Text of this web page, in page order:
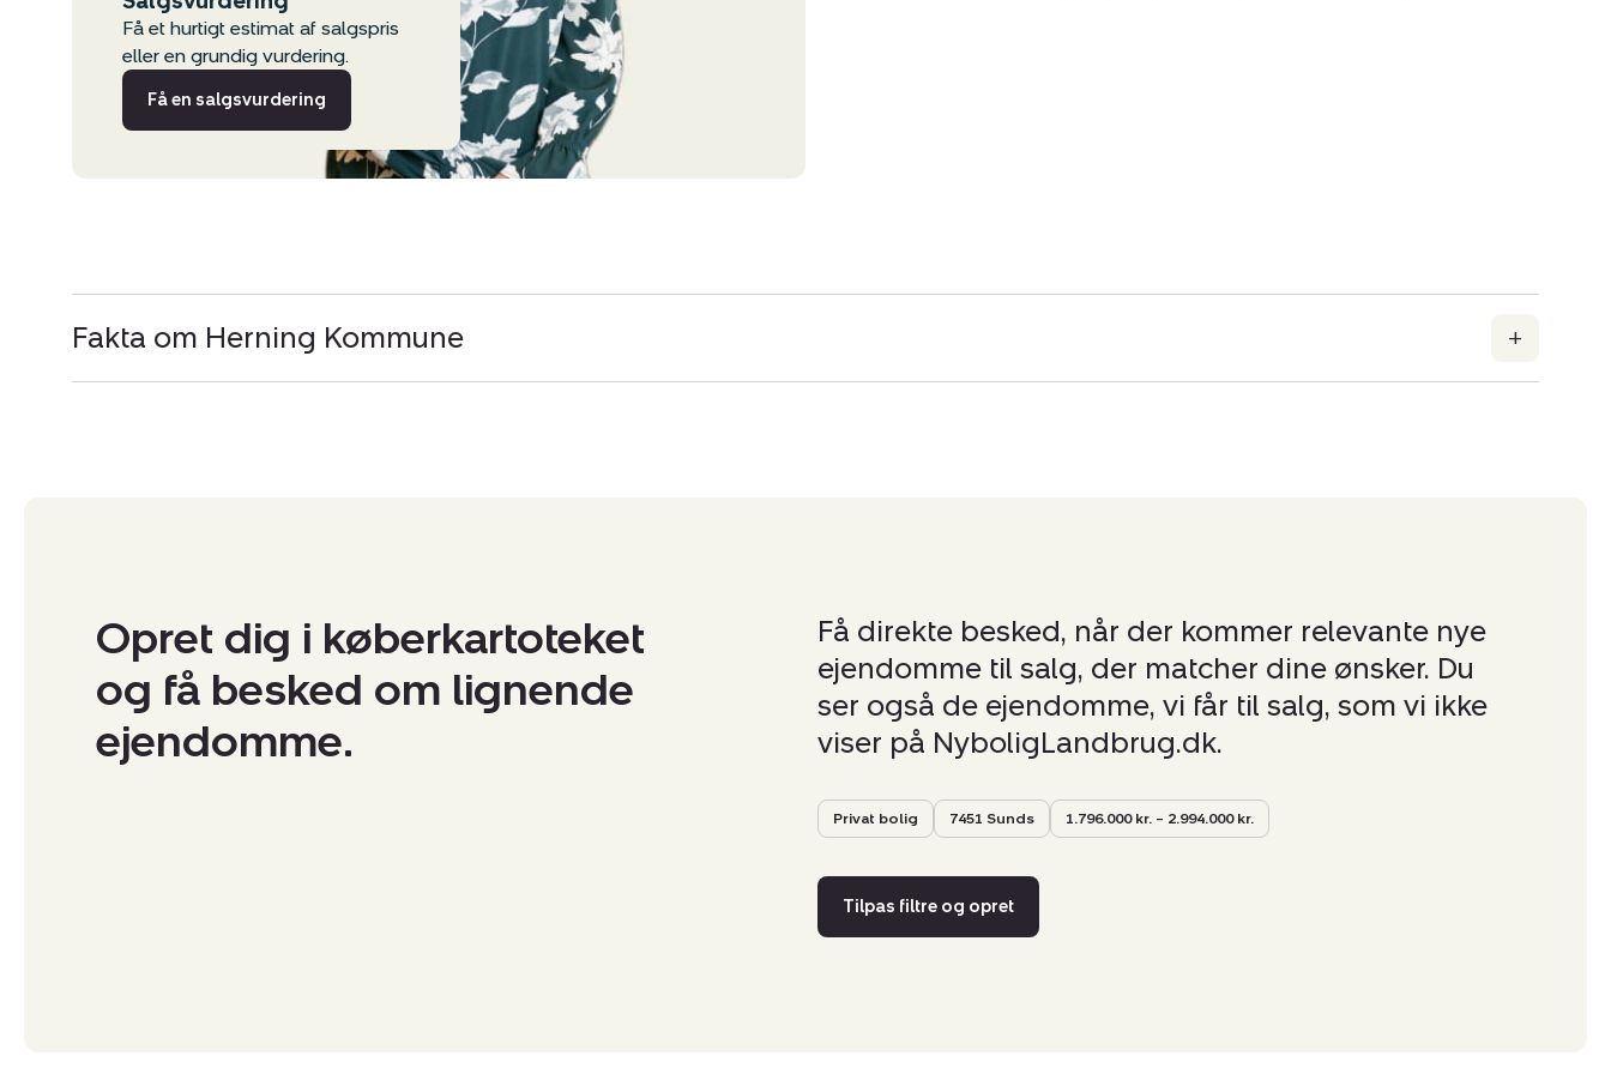
Få et hurtigt estimat af salgspris
eller en grundig vurdering.
Få en salgsvurdering
Fakta om Herning Kommune
Opret dig i køberkartoteket
og få besked om lignende
ejendomme.
Få direkte besked, når der kommer relevante nye
ejendomme til salg, der matcher dine ønsker. Du
ser også de ejendomme, vi får til salg, som vi ikke
viser på NyboligLandbrug.dk.
Privat bolig 7451 Sunds 1.796.000 kr. – 2.994.000 kr.
Tilpas filtre og opret